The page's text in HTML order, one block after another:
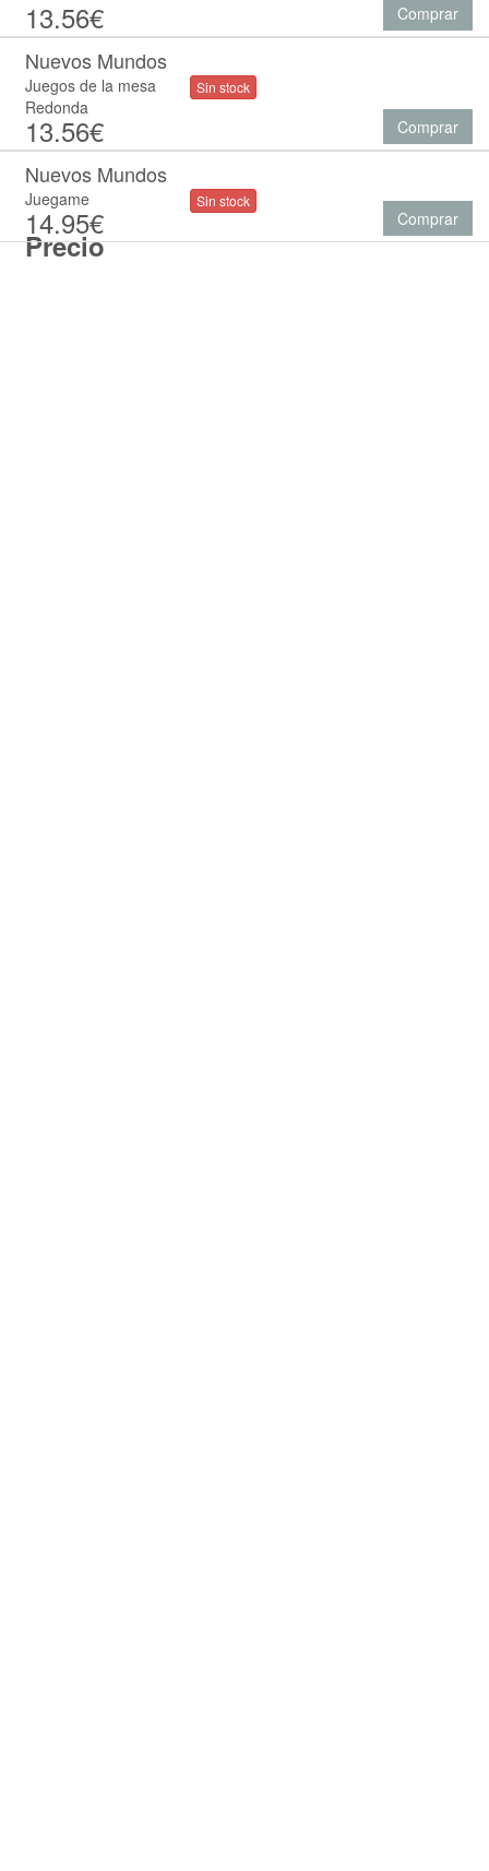
Precio
13.56€ Comprar
Nuevos Mundos
Juegos de la mesa
Redonda
13.56€
Sin stock
Comprar
Nuevos Mundos
Juegame
14.95€
Sin stock
Comprar